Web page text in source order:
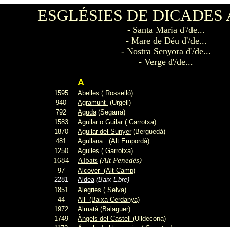
ESGLÉSIES DE DICADES
- Santa Maria d'/de...
- Mare de Déu d'/de...
- Nostra Senyora d'/de...
- Verge d'/de...
A
1595 Abelles ( Rosselló)
940
Agramunt (Urgell)
792
Aguda(Segarra)
1583
Aguilaro Guilar ( Garrotxa)
1870
Aguilar del Sunyer (Berguedà)
481
Agullana(Alt Empordà)
1250
Agulles ( Garrotxa)
1684 Albats (Alt Penedès)
97 Alcover (Alt Camp)
2281
Aldea(Baix Ebre)
1851
Alegries ( Selva)
44
All (Baixa Cerdanya)
1972
Almatà(Balaguer)
1749
Àngels del Castell (Ulldecona)